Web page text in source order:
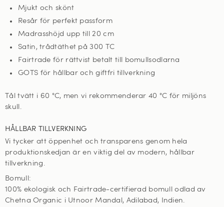
Mjukt och skönt
Resår för perfekt passform
Madrasshöjd upp till 20 cm
Satin, trådtäthet på 300 TC
Fairtrade för rättvist betalt till bomullsodlarna
GOTS för hållbar och giftfri tillverkning
Tål tvätt i 60 °C, men vi rekommenderar 40 °C för miljöns
skull .
HÅLLBAR TILLVERKNING
Vi tycker att öppenhet och transparens genom hela
produktionskedjan är en viktig del av modern, hållbar
tillverkning.
Bomull:
100% ekologisk och Fairtrade-certifierad bomull odlad av
Chetna Organic i Utnoor Mandal, Adilabad, Indien.